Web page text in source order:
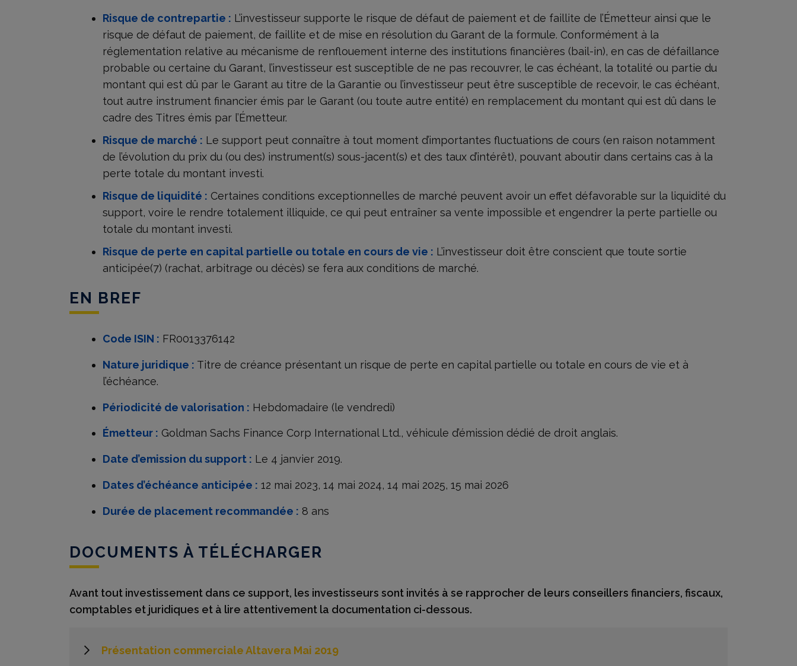
Risque de contrepartie : L’investisseur supporte le risque de défaut de paiement et de faillite de l’Émetteur ainsi que le
risque de défaut de paiement, de faillite et de mise en résolution du Garant de la formule. Conformément à la
réglementation relative au mécanisme de renflouement interne des institutions financières (bail-in), en cas de défaillance
probable ou certaine du Garant, l’investisseur est susceptible de ne pas recouvrer, le cas échéant, la totalité ou partie du
montant qui est dû par le Garant au titre de la Garantie ou l’investisseur peut être susceptible de recevoir, le cas échéant,
tout autre instrument financier émis par le Garant (ou toute autre entité) en remplacement du montant qui est dû dans le
cadre des Titres émis par l’Émetteur.
Risque de marché : Le support peut connaître à tout moment d’importantes fluctuations de cours (en raison notamment
de l’évolution du prix du (ou des) instrument(s) sous-jacent(s) et des taux d’intérêt), pouvant aboutir dans certains cas à la
perte totale du montant investi.
Risque de liquidité : Certaines conditions exceptionnelles de marché peuvent avoir un effet défavorable sur la liquidité du
support, voire le rendre totalement illiquide, ce qui peut entraîner sa vente impossible et engendrer la perte partielle ou
totale du montant investi.
Risque de perte en capital partielle ou totale en cours de vie : L’investisseur doit être conscient que toute sortie
anticipée(7) (rachat, arbitrage ou décès) se fera aux conditions de marché.
EN BREF
Code ISIN : FR0013376142
Nature juridique : Titre de créance présentant un risque de perte en capital partielle ou totale en cours de vie et à
l’échéance.
Périodicité de valorisation : Hebdomadaire (le vendredi)
Émetteur : Goldman Sachs Finance Corp International Ltd., véhicule d’émission dédié de droit anglais.
Date d’emission du support : Le 4 janvier 2019.
Dates d’échéance anticipée : 12 mai 2023, 14 mai 2024, 14 mai 2025, 15 mai 2026
Durée de placement recommandée : 8 ans
DOCUMENTS À TÉLÉCHARGER
Avant tout investissement dans ce support, les investisseurs sont invités à se rapprocher de leurs conseillers financiers, fiscaux,
comptables et juridiques et à lire attentivement la documentation ci-dessous.
Présentation commerciale Altavera Mai 2019